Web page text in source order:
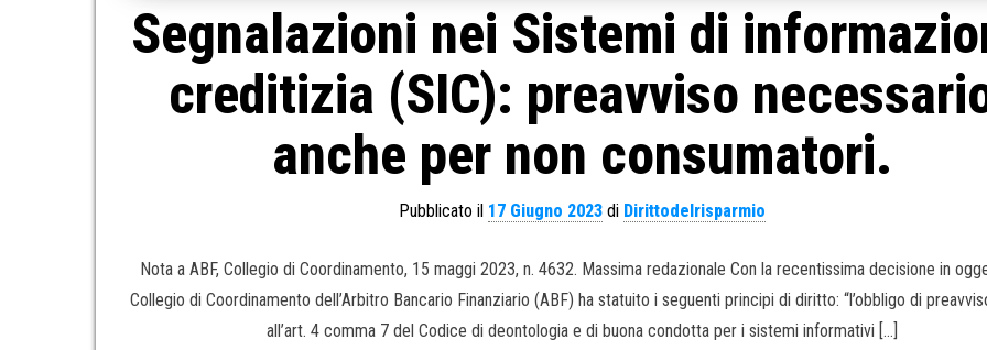
Segnalazioni nei Sistemi di
creditizia (SIC): preavviso
anche per non consumatori.
Pubblicato il 17 Giugno 2023di Dirittodelrisparmio
Nota a ABF, Collegio di Coordinamento, 15 maggi 2023, n. 4632. Massima redazionale Con la recentissima decisione in
Collegio di Coordinamento dell’Arbitro Bancario Finanziario (ABF) ha statuito i seguenti principi di diritto: “l’obbligo di
all’art. 4 comma 7 del Codice di deontologia e di buona condotta per i sistemi informativi […]